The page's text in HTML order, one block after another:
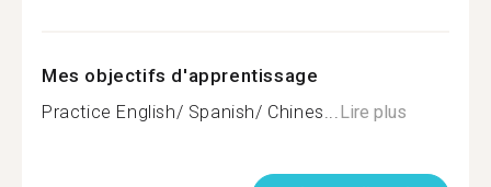
Mes objectifs d'apprentissage
Practice English/ Spanish/ Chines...Lire plus